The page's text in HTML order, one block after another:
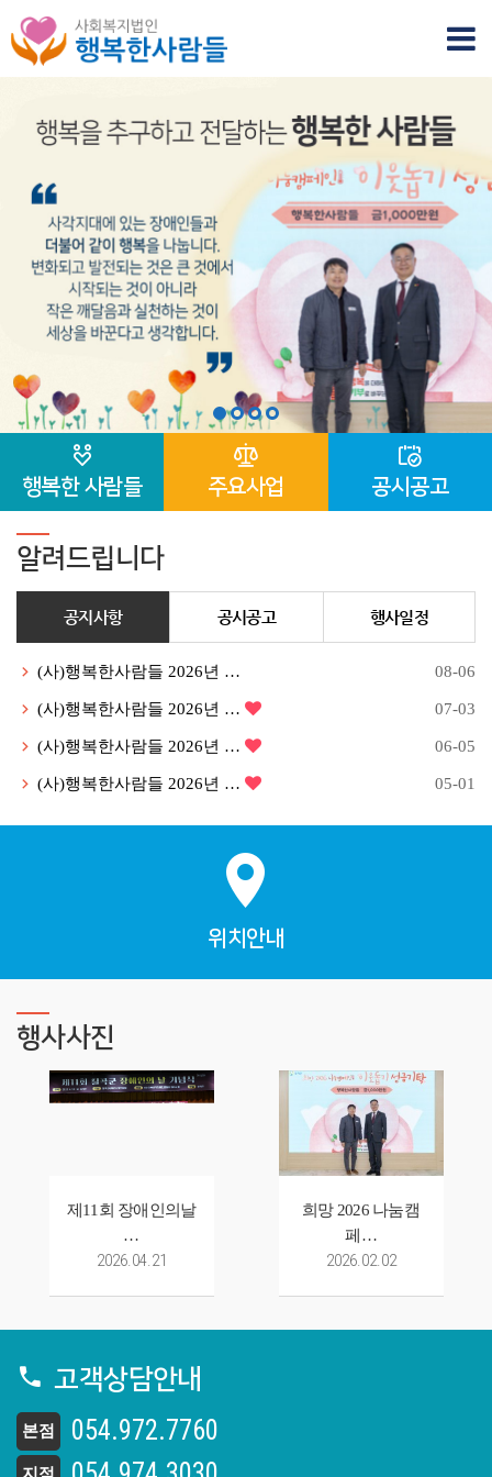
행복한 사람들 주요사업 공시공고
알려드립니다
공지사항 공시공고 행사일정
(사)행복한사람들 2026년 … 08-06
(사)행복한사람들 2026년 … 07-03
(사)행복한사람들 2026년 … 06-05
(사)행복한사람들 2026년 … 05-01
위치안내
행사사진
제11회 장애인의날
…
2026.04.21
희망 2026 나눔캠
페…
2026.02.02
고객상담안내
본점 054.972.7760